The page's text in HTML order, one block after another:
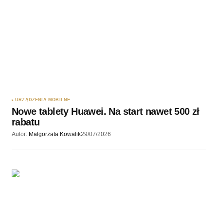
URZĄDZENIA MOBILNE
Nowe tablety Huawei. Na start nawet 500 zł
rabatu
Autor: Malgorzata Kowalik29/07/2026